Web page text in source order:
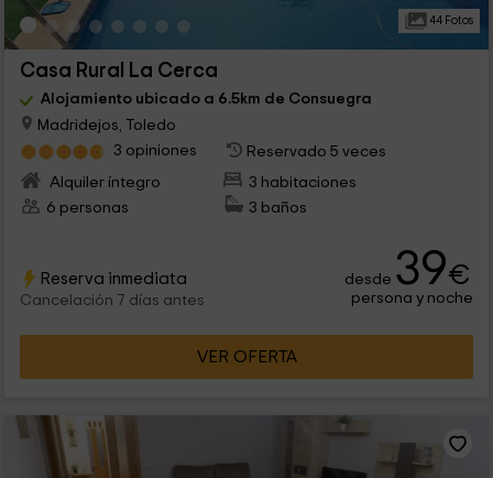
44 Fotos
Casa Rural La Cerca
Alojamiento ubicado a 6.5km de Consuegra
Madridejos, Toledo
3 opiniones
Reservado 5 veces
Alquiler íntegro
3 habitaciones
6 personas
3 baños
Reserva inmediata
Cancelación 7 días antes
desde 39€
persona y noche
VER OFERTA